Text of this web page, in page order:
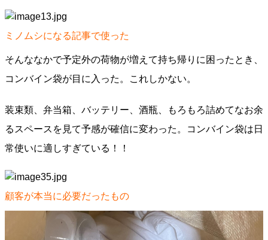
ミノムシになる記事で使った
そんななかで予定外の荷物が増えて持ち帰りに困ったとき、
コンバイン袋が目に入った。これしかない。
装束類、弁当箱、バッテリー、酒瓶、もろもろ詰めてなお余
るスペースを見て予感が確信に変わった。コンバイン袋は日
常使いに適しすぎている！！
顧客が本当に必要だったもの